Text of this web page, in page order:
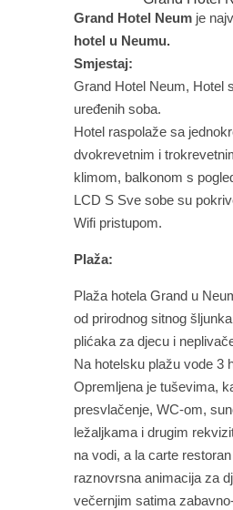
Grand Hotel Neumje
hotel u Neumu.
Smjestaj:
Grand Hotel Neum, Hotel
uređenih soba.
Hotel raspolaže sa
dvokrevetnim i
klimom, balkonom s
LCD S Sve sobe su
Wifi pristupom.
Plaža:
Plaža hotela Grand u
od prirodnog sitnog
plićaka za djecu i
Na hotelsku plažu vode 3
Opremljena je tuševima,
presvlačenje, WC-om,
ležaljkama i drugim
na vodi, a la carte
raznovrsna animacija za
večernjim satima